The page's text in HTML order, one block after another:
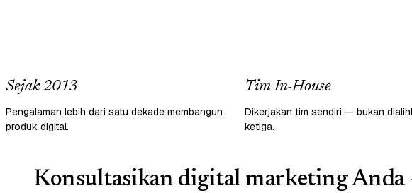
Sejak 2013
Pengalaman lebih dari satu dekade membangun
produk digital.
Tim In-House
Dikerjakan tim sendiri — bukan
ketiga.
Konsultasikan digital marketing Anda